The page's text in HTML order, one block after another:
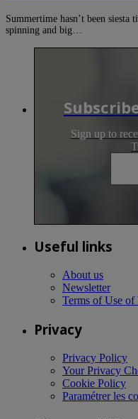
Summertime hasn’t been
spinning and big…
Sign up to
Useful links
About us
Newsletter
Terms of Use of
Privacy
Privacy Policy
Your Privacy
Cookie Policy
Paramétrer les